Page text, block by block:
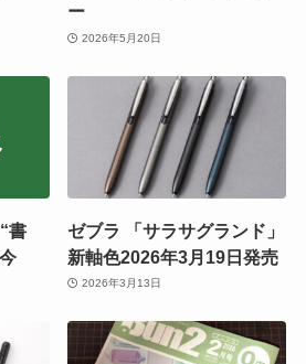
ー
2026年5月20日
書
ゼブラ 「サラサグランド」
新軸色2026年3月19日発売
2026年3月13日